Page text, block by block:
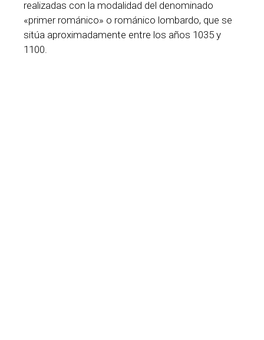
realizadas con la modalidad del denominado
«primer románico» o románico lombardo, que se
sitúa aproximadamente entre los años 1035 y
1100.